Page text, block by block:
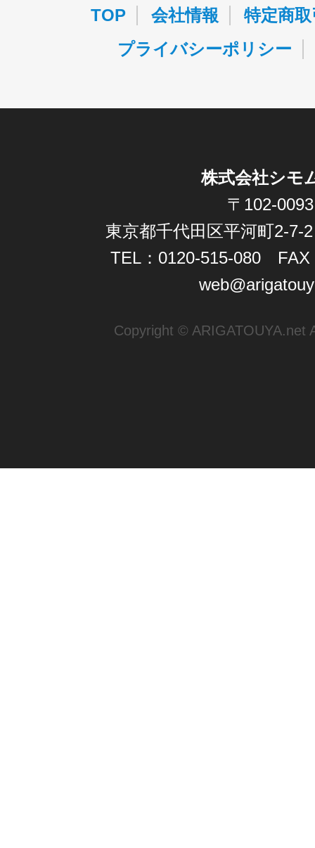
TOP 会社情報
特定商
プライバシーポリシー
株式会社シモ
〒102-0093
東京都千代田区平河町2-7-
TEL：0120-515-080 FAX
Copyright © ARIGATOUYA.net